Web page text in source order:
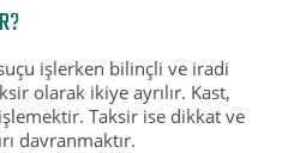
işlerken bilinçli ve iradi
olarak ikiye ayrılır. Kast,
Taksir ise dikkat ve
davranmaktır.